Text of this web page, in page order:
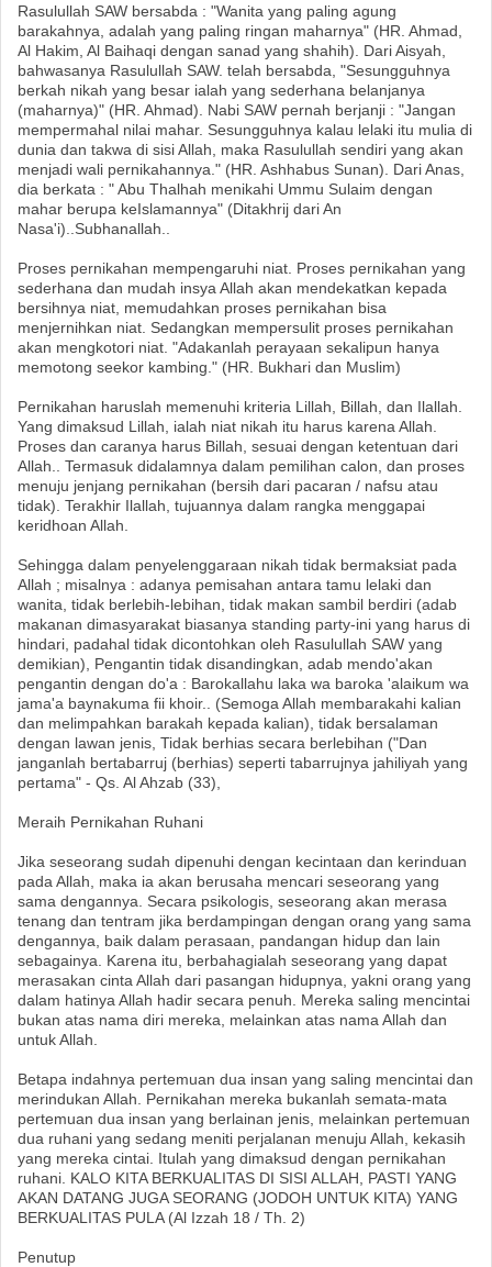
Rasulullah SAW bersabda : "Wanita yang paling agung
barakahnya, adalah yang paling ringan maharnya" (HR. Ahmad,
Al Hakim, Al Baihaqi dengan sanad yang shahih). Dari Aisyah,
bahwasanya Rasulullah SAW. telah bersabda, "Sesungguhnya
berkah nikah yang besar ialah yang sederhana belanjanya
(maharnya)" (HR. Ahmad). Nabi SAW pernah berjanji : "Jangan
mempermahal nilai mahar. Sesungguhnya kalau lelaki itu mulia di
dunia dan takwa di sisi Allah, maka Rasulullah sendiri yang akan
menjadi wali pernikahannya." (HR. Ashhabus Sunan). Dari Anas,
dia berkata : " Abu Thalhah menikahi Ummu Sulaim dengan
mahar berupa keIslamannya" (Ditakhrij dari An
Nasa'i)..Subhanallah..
Proses pernikahan mempengaruhi niat. Proses pernikahan yang
sederhana dan mudah insya Allah akan mendekatkan kepada
bersihnya niat, memudahkan proses pernikahan bisa
menjernihkan niat. Sedangkan mempersulit proses pernikahan
akan mengkotori niat. "Adakanlah perayaan sekalipun hanya
memotong seekor kambing." (HR. Bukhari dan Muslim)
Pernikahan haruslah memenuhi kriteria Lillah, Billah, dan Ilallah.
Yang dimaksud Lillah, ialah niat nikah itu harus karena Allah.
Proses dan caranya harus Billah, sesuai dengan ketentuan dari
Allah.. Termasuk didalamnya dalam pemilihan calon, dan proses
menuju jenjang pernikahan (bersih dari pacaran / nafsu atau
tidak). Terakhir Ilallah, tujuannya dalam rangka menggapai
keridhoan Allah.
Sehingga dalam penyelenggaraan nikah tidak bermaksiat pada
Allah ; misalnya : adanya pemisahan antara tamu lelaki dan
wanita, tidak berlebih-lebihan, tidak makan sambil berdiri (adab
makanan dimasyarakat biasanya standing party-ini yang harus di
hindari, padahal tidak dicontohkan oleh Rasulullah SAW yang
demikian), Pengantin tidak disandingkan, adab mendo'akan
pengantin dengan do'a : Barokallahu laka wa baroka 'alaikum wa
jama'a baynakuma fii khoir.. (Semoga Allah membarakahi kalian
dan melimpahkan barakah kepada kalian), tidak bersalaman
dengan lawan jenis, Tidak berhias secara berlebihan ("Dan
janganlah bertabarruj (berhias) seperti tabarrujnya jahiliyah yang
pertama" - Qs. Al Ahzab (33),
Meraih Pernikahan Ruhani
Jika seseorang sudah dipenuhi dengan kecintaan dan kerinduan
pada Allah, maka ia akan berusaha mencari seseorang yang
sama dengannya. Secara psikologis, seseorang akan merasa
tenang dan tentram jika berdampingan dengan orang yang sama
dengannya, baik dalam perasaan, pandangan hidup dan lain
sebagainya. Karena itu, berbahagialah seseorang yang dapat
merasakan cinta Allah dari pasangan hidupnya, yakni orang yang
dalam hatinya Allah hadir secara penuh. Mereka saling mencintai
bukan atas nama diri mereka, melainkan atas nama Allah dan
untuk Allah.
Betapa indahnya pertemuan dua insan yang saling mencintai dan
merindukan Allah. Pernikahan mereka bukanlah semata-mata
pertemuan dua insan yang berlainan jenis, melainkan pertemuan
dua ruhani yang sedang meniti perjalanan menuju Allah, kekasih
yang mereka cintai. Itulah yang dimaksud dengan pernikahan
ruhani. KALO KITA BERKUALITAS DI SISI ALLAH, PASTI YANG
AKAN DATANG JUGA SEORANG (JODOH UNTUK KITA) YANG
BERKUALITAS PULA (Al Izzah 18 / Th. 2)
Penutup